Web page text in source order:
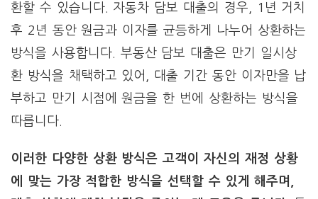
환할 수 있습니다. 자동차 담보 대출의 경우, 1년 거치
후 2년 동안 원금과 이자를 균등하게 나누어 상환하는
방식을 사용합니다. 부동산 담보 대출은 만기 일시상
환 방식을 채택하고 있어, 대출 기간 동안 이자만을 납
부하고 만기 시점에 원금을 한 번에 상환하는 방식을
따릅니다.
이러한 다양한 상환 방식은 고객이 자신의 재정 상황
에 맞는 가장 적합한 방식을 선택할 수 있게 해주며,